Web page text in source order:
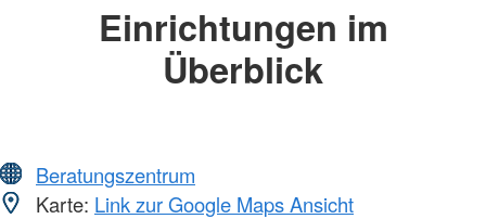
Einrichtungen im
Überblick
Beratungszentrum
Karte: Link zur Google Maps Ansicht